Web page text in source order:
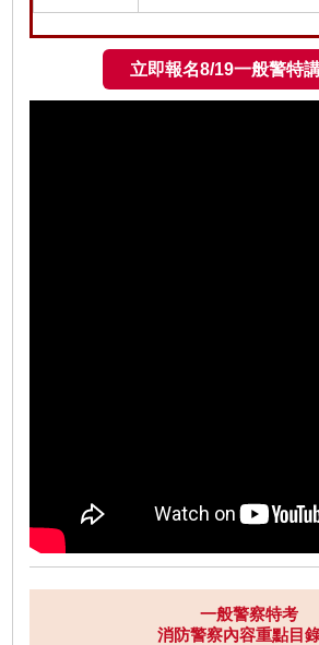
立即報名8/19一般警特
一般警察特考
消防警察內容重點目